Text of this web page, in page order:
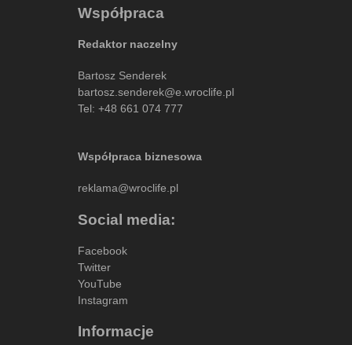
Współpraca
Redaktor naczelny
Bartosz Senderek
bartosz.senderek@e.wroclife.pl
Tel: +48 661 074 777
Współpraca biznesowa
reklama@wroclife.pl
Social media:
Facebook
Twitter
YouTube
Instagram
Informacje